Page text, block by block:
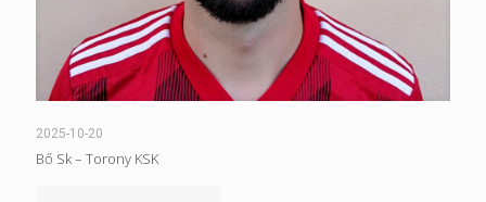
2025-10-20
Bő Sk – Torony KSK